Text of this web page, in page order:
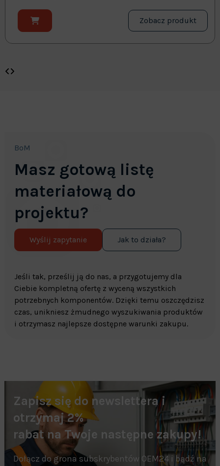
Zobacz produkt
BoM
Masz gotową listę
materiałową do
projektu?
Wyślij zapytanie Jak to działa?
Jeśli tak, prześlij ją do nas, a przygotujemy dla
Ciebie kompletną ofertę z wyceną wszystkich
potrzebnych komponentów. Dzięki temu oszczędzisz
czas, unikniesz żmudnego wyszukiwania produktów
i otrzymasz najlepsze dostępne warunki zakupu.
Zapisz się do newslettera i
otrzymaj 2%
rabat na Twoje następne zakupy!
Dołącz do grona subskrybentów OEM24 i bądź na